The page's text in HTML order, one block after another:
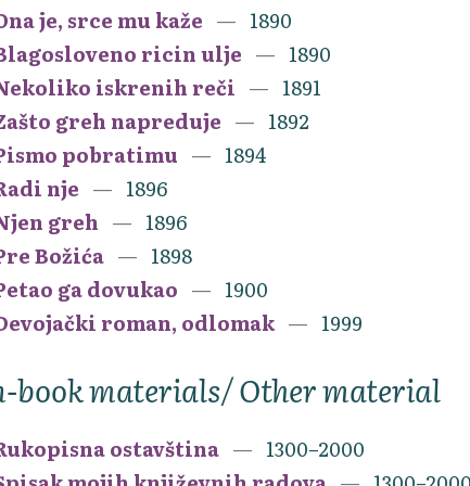
je, srce mu kaže
1890
ricin ulje
1890
iskrenih reči
1891
greh napreduje
1892
pobratimu
1894
nje
1896
greh
1896
Božića
1898
ga dovukao
1900
roman, odlomak
1999
book materials/ Other material
ostavština
1300–2000